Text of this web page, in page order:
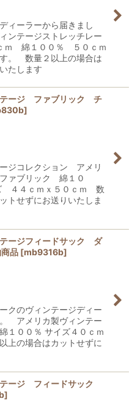
ィーラーから届きまし
ンテージストレッチレー
ｍ 綿１００％ ５０ｃｍ
。 数量２以上の場合は
たします
ージ ファブリック チ
]
ジコレクション アメリ
ァブリック 綿１０
４４ｃｍｘ５０ｃｍ 数
トせずにお送りいたしま
ージフィードサック ダ
品 [mb9316b]
クのヴィンテージディー
アメリカ製ヴィンテー
１００％ サイズ４０ｃｍ
上の場合はカットせずに
ージ フィードサック
]